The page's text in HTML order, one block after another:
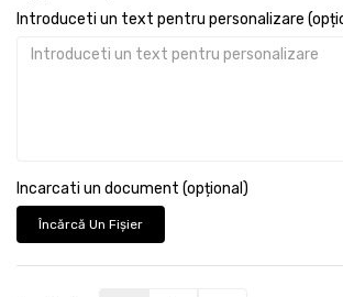
Introduceti un text pentru personalizare
Incarcati un document (opțional)
Încărcă Un Fişier